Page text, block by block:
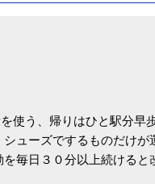
使う、帰りはひと駅分早
ューズでするものだけが
毎日３０分以上続けると